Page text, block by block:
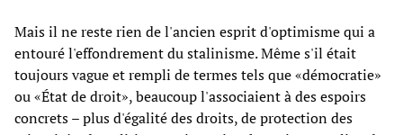
Mais il ne reste rien de l'ancien esprit d'optimisme qui a
entouré l'effondrement du stalinisme. Même s'il était
toujours vague et rempli de termes tels que «démocratie»
ou «État de droit», beaucoup l'associaient à des espoirs
concrets – plus d'égalité des droits, de protection des